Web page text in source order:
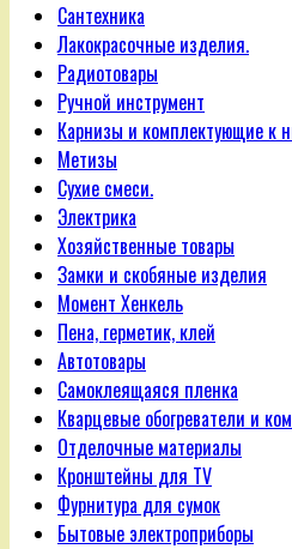
Сантехника
Лакокрасочные изделия.
Радиотовары
Ручной инструмент
Карнизы и комплектующие к
Метизы
Сухие смеси.
Электрика
Хозяйственные товары
Замки и скобяные изделия
Момент Хенкель
Пена, герметик, клей
Автотовары
Самоклеящаяся пленка
Кварцевые обогреватели и
Отделочные материалы
Кронштейны для TV
Фурнитура для сумок
Бытовые электроприборы